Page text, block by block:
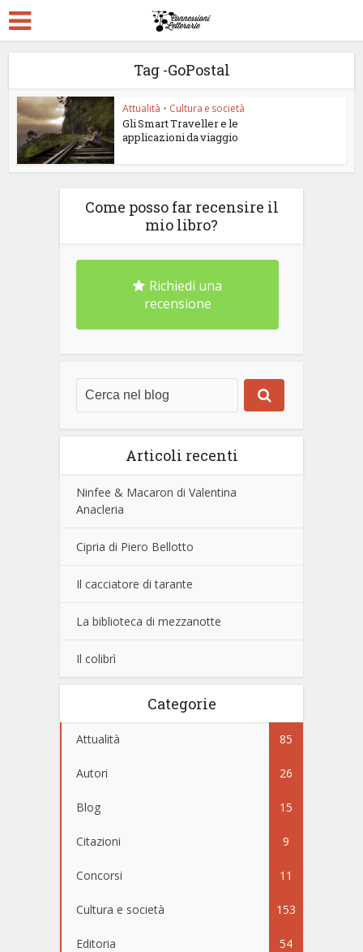
Tag -GoPostal
Attualità • Cultura e società
Gli Smart Traveller e le
applicazioni da viaggio
Come posso far recensire il
mio libro?
Richiedi una
recensione
Articoli recenti
Ninfee & Macaron di Valentina
Anacleria
Cipria di Piero Bellotto
Il cacciatore di tarante
La biblioteca di mezzanotte
Il colibrì
Categorie
Attualità 85
Autori 26
Blog 15
Citazioni 9
Concorsi 11
Cultura e società 153
Editoria 54